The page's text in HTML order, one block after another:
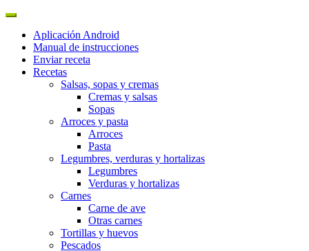
Aplicación Android
Manual de instrucciones
Enviar receta
Recetas
Salsas, sopas y cremas
Cremas y salsas
Sopas
Arroces y pasta
Arroces
Pasta
Legumbres, verduras y hortalizas
Legumbres
Verduras y hortalizas
Carnes
Carne de ave
Otras carnes
Tortillas y huevos
Pescados